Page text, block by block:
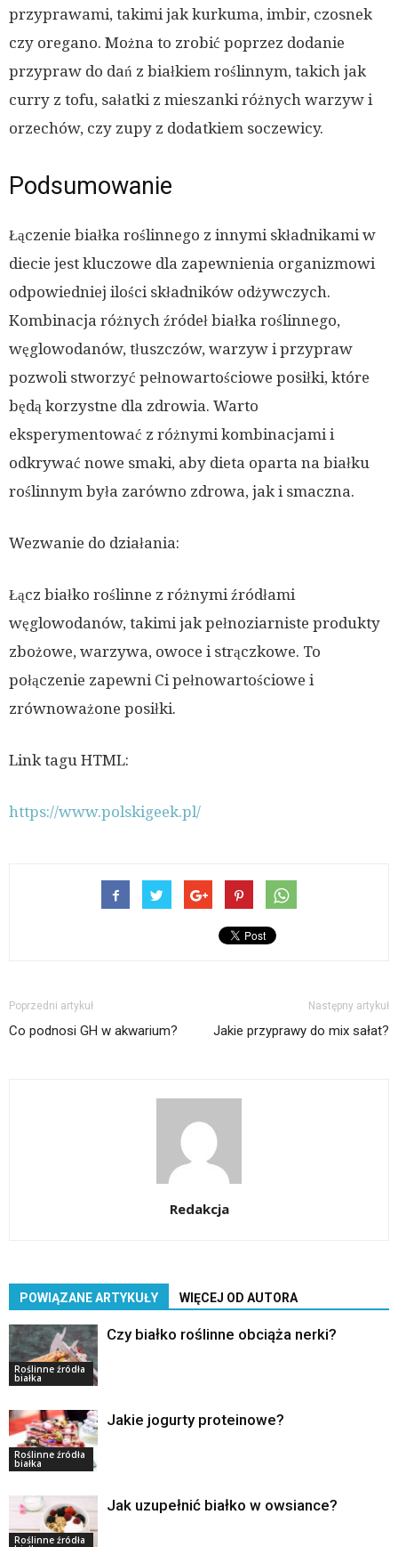
przyprawami, takimi jak kurkuma, imbir, czosnek
czy oregano. Można to zrobić poprzez dodanie
przypraw do dań z białkiem roślinnym, takich jak
curry z tofu, sałatki z mieszanki różnych warzyw i
orzechów, czy zupy z dodatkiem soczewicy.
Podsumowanie
Łączenie białka roślinnego z innymi składnikami w
diecie jest kluczowe dla zapewnienia organizmowi
odpowiedniej ilości składników odżywczych.
Kombinacja różnych źródeł białka roślinnego,
węglowodanów, tłuszczów, warzyw i przypraw
pozwoli stworzyć pełnowartościowe posiłki, które
będą korzystne dla zdrowia. Warto
eksperymentować z różnymi kombinacjami i
odkrywać nowe smaki, aby dieta oparta na białku
roślinnym była zarówno zdrowa, jak i smaczna.
Wezwanie do działania:
Łącz białko roślinne z różnymi źródłami
węglowodanów, takimi jak pełnoziarniste produkty
zbożowe, warzywa, owoce i strączkowe. To
połączenie zapewni Ci pełnowartościowe i
zrównoważone posiłki.
Link tagu HTML:
https://www.polskigeek.pl/
Poprzedni artykuł
Co podnosi GH w akwarium?
Następny artykuł
Jakie przyprawy do mix sałat?
Redakcja
POWIĄZANE ARTYKUŁY WIĘCEJ OD AUTORA
Roślinne źródła
białka
Czy białko roślinne obciąża nerki?
Roślinne źródła
białka
Jakie jogurty proteinowe?
Roślinne źródła
Jak uzupełnić białko w owsiance?